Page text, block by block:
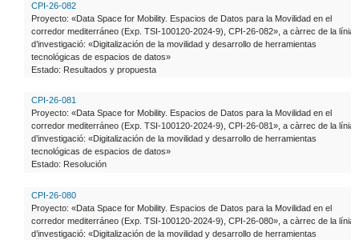
CPI-26-082
Proyecto: «Data Space for Mobility. Espacios de Datos para la Movilidad en el
corredor mediterráneo (Exp. TSI-100120-2024-9), CPI-26-082», a càrrec de la línia
d’investigació: «Digitalización de la movilidad y desarrollo de herramientas
tecnológicas de espacios de datos»
Estado: Resultados y propuesta
CPI-26-081
Proyecto: «Data Space for Mobility. Espacios de Datos para la Movilidad en el
corredor mediterráneo (Exp. TSI-100120-2024-9), CPI-26-081», a càrrec de la línia
d’investigació: «Digitalización de la movilidad y desarrollo de herramientas
tecnológicas de espacios de datos»
Estado: Resolución
CPI-26-080
Proyecto: «Data Space for Mobility. Espacios de Datos para la Movilidad en el
corredor mediterráneo (Exp. TSI-100120-2024-9), CPI-26-080», a càrrec de la línia
d’investigació: «Digitalización de la movilidad y desarrollo de herramientas